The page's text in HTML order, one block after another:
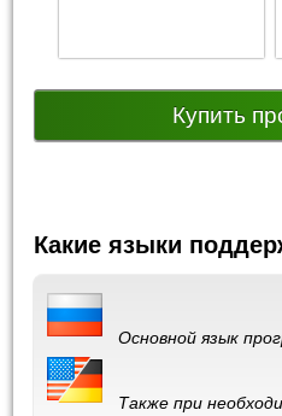
Купить
Какие языки
Основной язык
Также при